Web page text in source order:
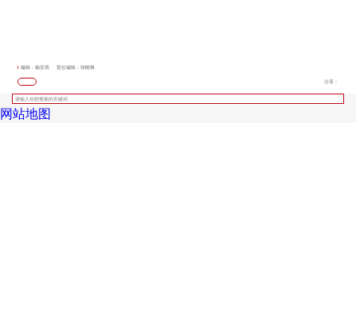
编辑：杨安琪 责任编辑：张晓琳
分享：
网站地图